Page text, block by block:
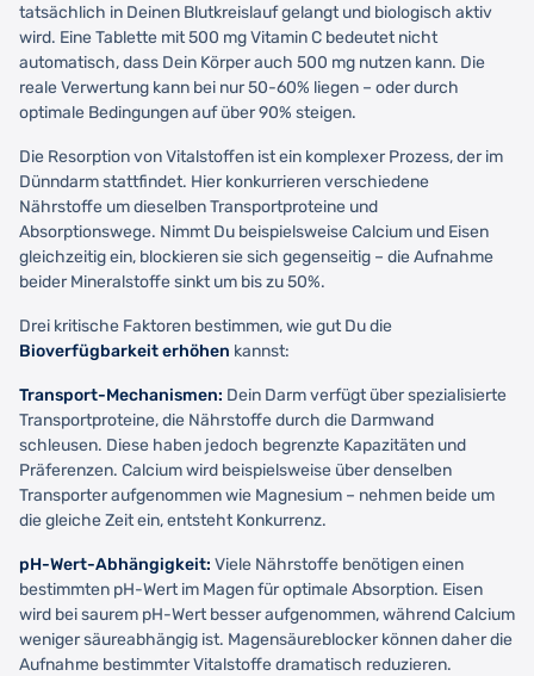
tatsächlich in Deinen Blutkreislauf gelangt und biologisch aktiv
wird. Eine Tablette mit 500 mg Vitamin C bedeutet nicht
automatisch, dass Dein Körper auch 500 mg nutzen kann. Die
reale Verwertung kann bei nur 50-60% liegen – oder durch
optimale Bedingungen auf über 90% steigen.
Die Resorption von Vitalstoffen ist ein komplexer Prozess, der im
Dünndarm stattfindet. Hier konkurrieren verschiedene
Nährstoffe um dieselben Transportproteine und
Absorptionswege. Nimmt Du beispielsweise Calcium und Eisen
gleichzeitig ein, blockieren sie sich gegenseitig – die Aufnahme
beider Mineralstoffe sinkt um bis zu 50%.
Drei kritische Faktoren bestimmen, wie gut Du die
Bioverfügbarkeit erhöhen kannst:
Transport-Mechanismen: Dein Darm verfügt über spezialisierte
Transportproteine, die Nährstoffe durch die Darmwand
schleusen. Diese haben jedoch begrenzte Kapazitäten und
Präferenzen. Calcium wird beispielsweise über denselben
Transporter aufgenommen wie Magnesium – nehmen beide um
die gleiche Zeit ein, entsteht Konkurrenz.
pH-Wert-Abhängigkeit: Viele Nährstoffe benötigen einen
bestimmten pH-Wert im Magen für optimale Absorption. Eisen
wird bei saurem pH-Wert besser aufgenommen, während Calcium
weniger säureabhängig ist. Magensäureblocker können daher die
Aufnahme bestimmter Vitalstoffe dramatisch reduzieren.